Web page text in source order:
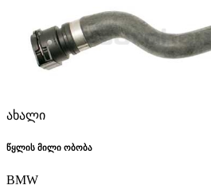
ახალი
წყლის მილი ობობა
BMW